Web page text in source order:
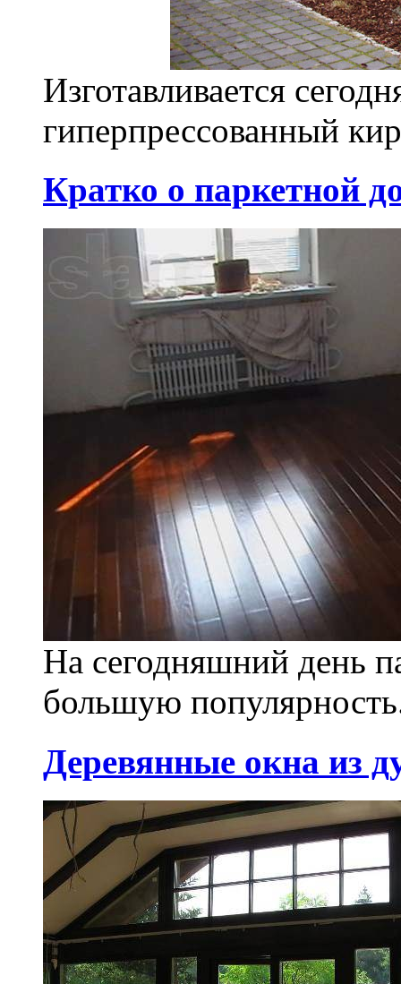
Изготавливается
гиперпрессованный
Кратко о паркетной
На сегодняшний день
большую
Деревянные окна из